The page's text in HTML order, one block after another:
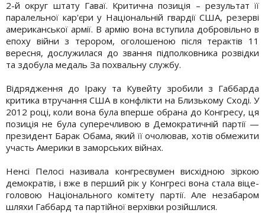
2-й округ штату Гаваї. Критична позиція – результат її
паралельної кар'єри у Національній гвардії США, резерві
американської армії. В армію вона вступила добровільно в
епоху війни з терором, оголошеною після терактів 11
вересня, дослужилася до звання підполковника розвідки
та здобула медаль За похвальну службу.
Відрядження до Іраку та Кувейту зробили з Габбарда
критика втручання США в конфлікти на Близькому Сході. У
2012 році, коли вона була вперше обрана до Конгресу, ця
позиція не була суперечливою в Демократичній партії —
президент Барак Обама, який її очолював, хотів обмежити
участь Америки в заморських війнах.
Ненсі Пелосі називала конгресвумен висхідною зіркою
демократів, і вже в перший рік у Конгресі вона стала віце-
головою Національного комітету партії. Але незабаром
шляхи Габбард та партійної верхівки розійшлися.